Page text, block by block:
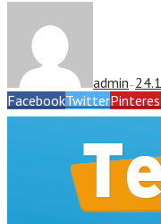
admin —
FacebookTwitter